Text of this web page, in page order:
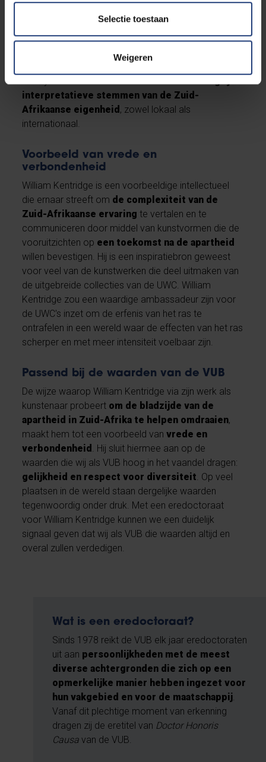
Selectie toestaan
Weigeren
ondersteund, zoals de jazzmuzikant Kyle Shepherd,
Ilze Wolff, architect en voormalig onderzoeker in de
CHR, en UWC Artist in Residence, Tony Miyambo, via
zijn Centre for the Less Good Idea. Shepherd, Wolff
en Miyambo worden elk beschouwd alsbelangrijke
interpretatieve stemmen van de Zuid-
Afrikaanse eigenheid , zowel lokaal als
internationaal.
Voorbeeld van vrede en
verbondenheid
William Kentridge is een voorbeeldige intellectueel
die ernaar streeft om de complexiteit van de
Zuid-Afrikaanse ervaringte vertalen en te
communiceren door middel van kunstvormen die de
vooruitzichten op een toekomst na de apartheid
willen bevestigen. Hij is een inspiratiebron geweest
voor veel van de kunstwerken die deel uitmaken van
de uitgebreide collecties van de UWC. William
Kentridge zou een waardige ambassadeur zijn voor
de UWC's inzet om de erfenis van het ras te
ontrafelen in een wereld waar de effecten van het ras
scherper en met meer intensiteit voelbaar zijn.
Passend bij de waarden van de VUB
De wijze waarop William Kentridge via zijn werk als
kunstenaar probeert om de bladzijde van de
apartheid in Zuid-Afrika te helpen omdraaien,
maakt hem tot een voorbeeld vanvrede en
verbondenheid . Hij sluit hiermee aan op de
waarden die wij als VUB hoog in het vaandel dragen:
gelijkheid en respect voor diversiteit. Op veel
plaatsen in de wereld staan dergelijke waarden
tegenwoordig onder druk. Met een eredoctoraat
voor William Kentridge kunnen we een duidelijk
signaal geven dat wij als VUB die waarden altijd en
overal zullen verdedigen.
Wat is een eredoctoraat?
Sinds 1978 reikt de VUB elk jaar eredoctoraten
uit aan persoonlijkheden met de meest
diverse achtergronden die zich op een
opmerkelijke manier hebben ingezet voor
hun vakgebied en voor de maatschappij.
Vanaf dit plechtige moment van erkenning
dragen zij de eretitel van Doctor Honoris
Causa van de VUB.